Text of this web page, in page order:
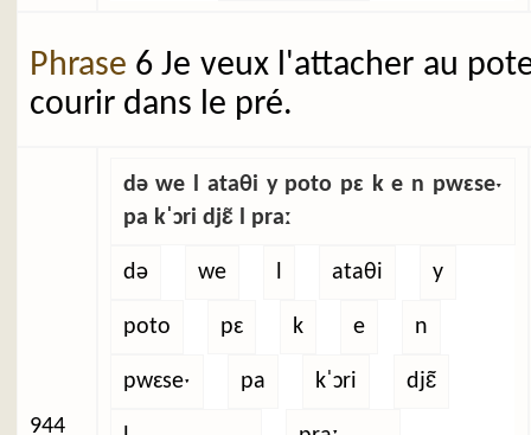
Phrase 6 Je veux l'attacher au
courir dans le pré.
944
də we l ataθi y poto pɛ k e n pwɛseˑ
pa kˈɔri djɛ̃ l praː
də we ataθi y
poto pɛ k e n
pwɛseˑ pa kˈɔri djɛ̃